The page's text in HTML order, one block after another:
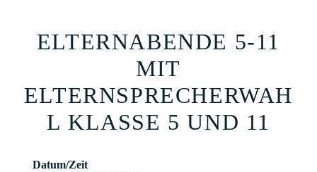
ELTERNABENDE 5-11
MIT
ELTERNSPRECHERWAH
L KLASSE 5 UND 11
Datum/Zeit